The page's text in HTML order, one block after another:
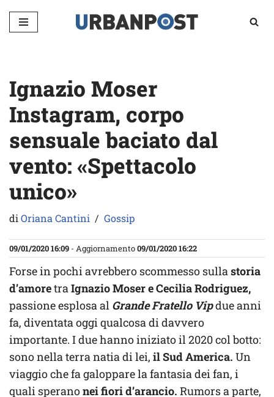
Vai
Ignazio Moser
Instagram, corpo
sensuale baciato dal
vento: «Spettacolo
unico»
diOriana Cantini Gossip
09/01/2020 16:09 - Aggiornamento09/01/2020 16:22
Forse in pochi avrebbero scommesso sullastoria
d’amoretraIgnazio Moser e Cecilia Rodriguez,
passione esplosa al Grande Fratello Vipdue anni
fa, diventata oggi qualcosa di davvero
importante. I due hanno iniziato il 2020 col botto:
sono nella terra natia di lei, il Sud America. Un
viaggio che fa galoppare la fantasia dei fan, i
quali speranonei fiori d’arancio. Rumors a parte,